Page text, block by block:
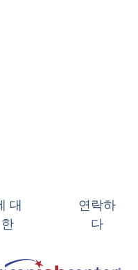
대
한
연락하
다